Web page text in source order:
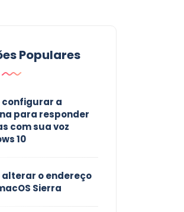
Populares
configurar a
para responder
com sua voz
10
alterar o endereço
Sierra